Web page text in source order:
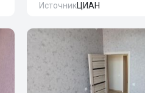
ИсточникЦИАН